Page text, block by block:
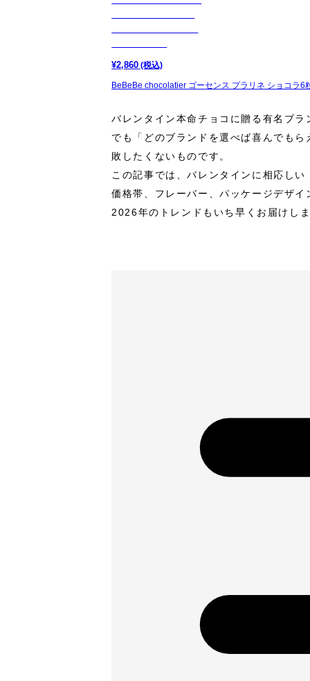
¥2,860 (税込)
BeBeBe chocolatier ゴーセンス プラリネ ショコラ6
バレンタイン本命チョコに贈る有名ブ
でも「どのブランドを選べば喜んでも
敗したくないものです。
この記事では、バレンタインに相応しい
価格帯、フレーバー、パッケージデザ
2026年のトレンドもいち早くお届けし